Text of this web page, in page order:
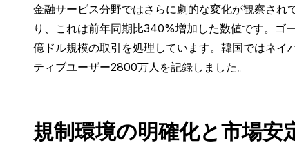
金融サービス分野ではさらに劇的な変化が観察さ
り、これは前年同期比340%増加した数値です。ゴ
億ドル規模の取引を処理しています。韓国ではネ
ティブユーザー2800万人を記録しました。
規制環境の明確化と市場安